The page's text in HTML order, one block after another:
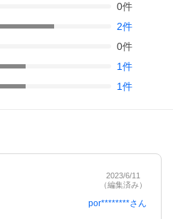
0件
2件
0件
1件
1件
2023/6/11
（編集済み）
por********さん